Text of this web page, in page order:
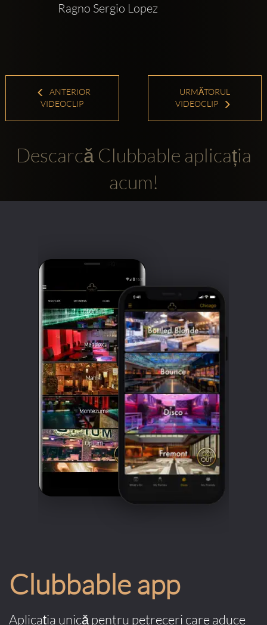
Ragno Sergio Lopez
ANTERIOR
VIDEOCLIP
URMĂTORUL
VIDEOCLIP
Descarcă Clubbable aplicația
acum!
Clubbable app
Aplicația unică pentru petreceri care aduce